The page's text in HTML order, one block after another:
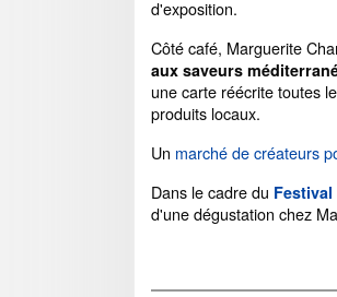
d'exposition.
Côté café, Marguerite
aux saveurs
une carte réécrite toutes
produits locaux.
Un marché de créateurs
Dans le cadre du
d'une dégustation chez